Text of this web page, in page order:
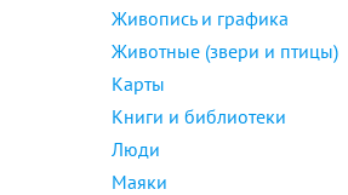
Живопись и графика
Животные (звери и птицы)
Карты
Книги и библиотеки
Люди
Маяки